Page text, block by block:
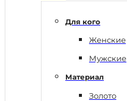
Для кого
Женские
Мужские
Материал
Золото